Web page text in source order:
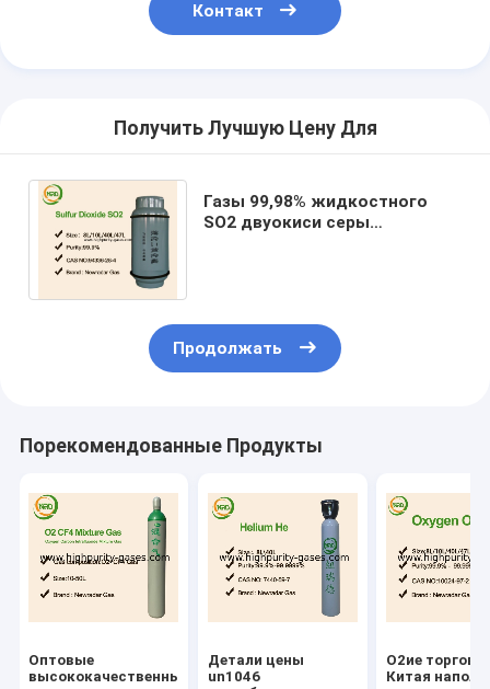
Контакт
Получить Лучшую Цену Для
Газы 99,98% жидкостного
SO2 двуокиси серы
Продолжать
Порекомендованные Продукты
Оптовые
высококачественные
Детали цены
un1046
O2ие
Китая